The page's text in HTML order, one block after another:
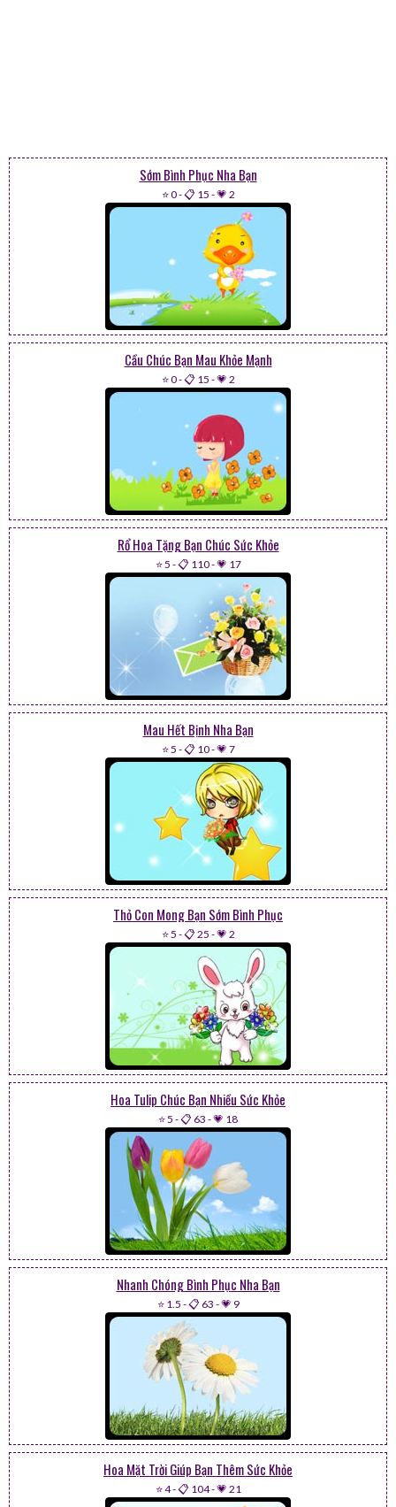
Sớm Bình Phục Nha Bạn
⭐ 0-📋 15 -💗 2
Cầu Chúc Bạn Mau Khỏe Mạnh
⭐ 0-📋 15 -💗 2
Rổ Hoa Tặng Bạn Chúc Sức Khỏe
⭐ 5 -📋 110-💗 17
Mau Hết Bịnh Nha Bạn
⭐ 5 -📋 10-💗 7
Thỏ Con Mong Bạn Sớm Bình Phục
⭐ 5 -📋 25 -💗 2
Hoa Tulip Chúc Bạn Nhiều Sức Khỏe
⭐ 5 -📋 63 -💗 18
Nhanh Chóng Bình Phục Nha Bạn
⭐ 1.5 -📋 63 -💗 9
Hoa Mặt Trời Giúp Bạn Thêm Sức Khỏe
⭐ 4-📋 104-💗 21